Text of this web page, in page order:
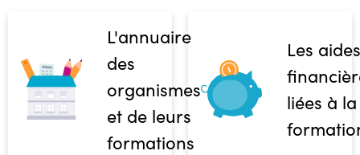
L'annuaire
des
organismes
et de leurs
formations
Les aides
liées à la